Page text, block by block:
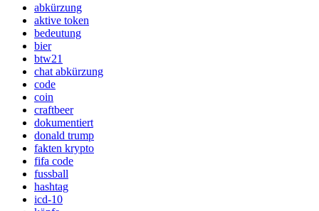
abkürzung
aktive token
bedeutung
bier
btw21
chat abkürzung
code
coin
craftbeer
dokumentiert
donald trump
fakten krypto
fifa code
fussball
hashtag
icd-10